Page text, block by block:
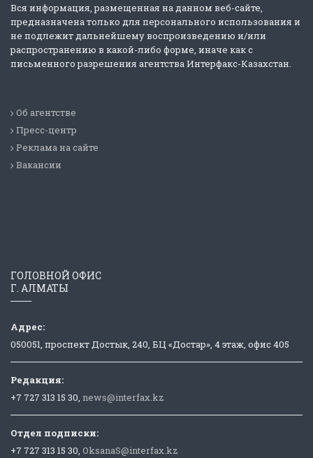
Вся информация, размещенная на данном веб-сайте,
предназначена только для персонального использования и
не подлежит дальнейшему воспроизведению и/или
распространению в какой-либо форме, иначе как с
письменного разрешения агентства Интерфакс-Казахстан.
Об агентстве
Пресс-центр
Реклама на сайте
Вакансии
ГОЛОВНОЙ ОФИС
Г. АЛМАТЫ
Адрес:
050051, проспект Достык, 240, БЦ «Достар», 4 этаж, офис 405
Редакция:
+7 727 313 15 30, news@interfax.kz
Отдел подписки:
+7 727 313 15 30, OksanaS@interfax.kz